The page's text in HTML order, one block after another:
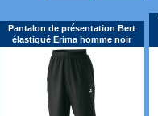
Pantalon de présentation Bert
élastiqué Erima homme noir